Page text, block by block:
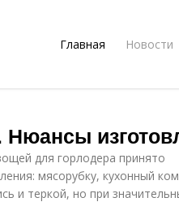
Главная Новости
Нюансы
для горлодера принято
мясорубку, кухонный
и теркой, но при